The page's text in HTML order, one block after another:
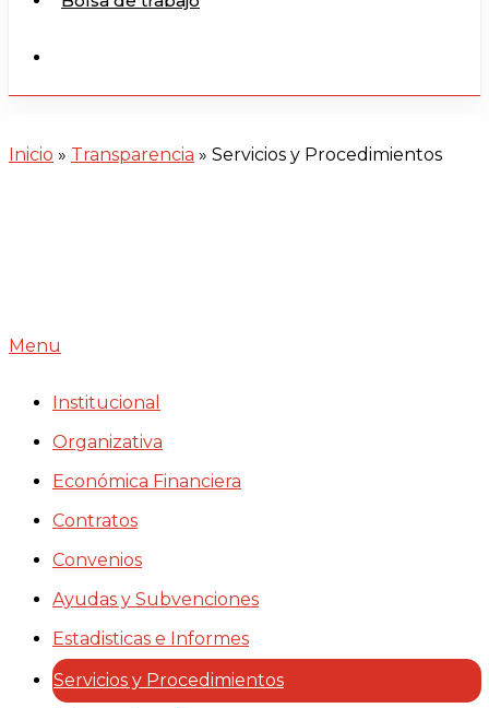
Inicio » Transparencia » Servicios y Procedimientos
Menu
Institucional
Organizativa
Económica Financiera
Contratos
Convenios
Ayudas y Subvenciones
Estadisticas e Informes
Servicios y Procedimientos